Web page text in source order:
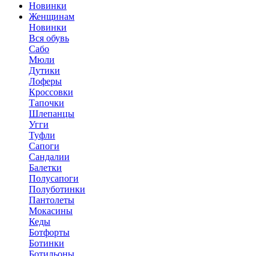
Новинки
Женщинам
Новинки
Вся обувь
Сабо
Мюли
Дутики
Лоферы
Кроссовки
Тапочки
Шлепанцы
Угги
Туфли
Сапоги
Сандалии
Балетки
Полусапоги
Полуботинки
Пантолеты
Мокасины
Кеды
Ботфорты
Ботинки
Ботильоны